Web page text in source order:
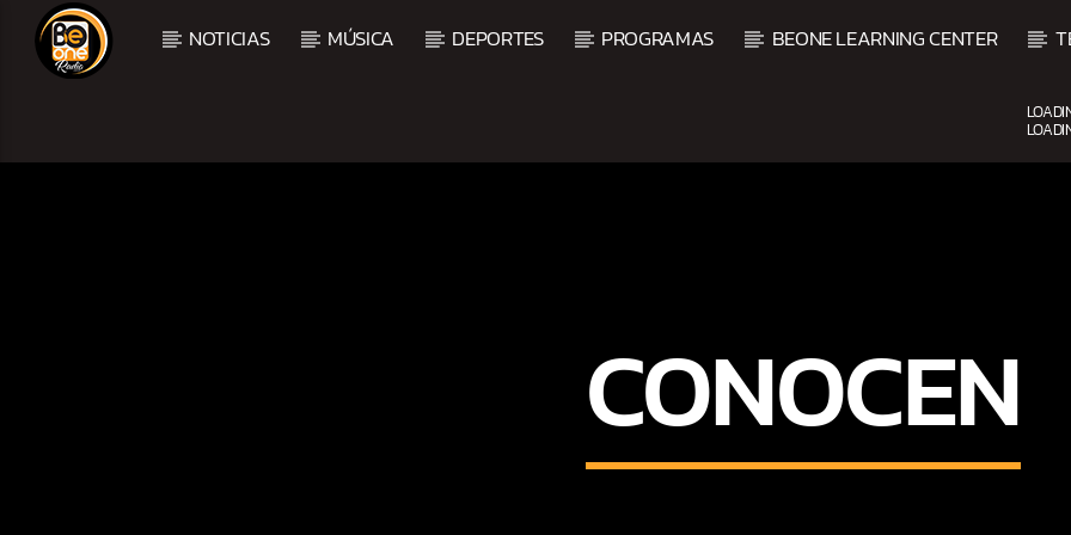
NOTICIAS MÚSICA DEPORTES PROGRAMAS BEONE LEARNING CENTER
9:00 AM 12:00 PM
CONOCEN